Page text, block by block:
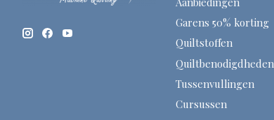
Garens 50% korting
Quiltstoffen
Quiltbenodigdheden
Tussenvullingen
Cursussen